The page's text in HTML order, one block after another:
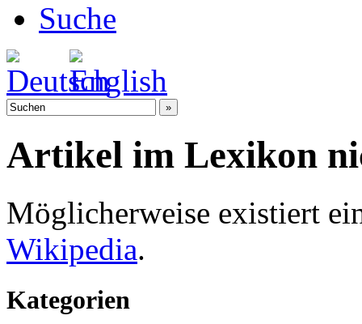
Suche
Artikel im Lexikon
Möglicherweise existiert
Wikipedia.
Kategorien